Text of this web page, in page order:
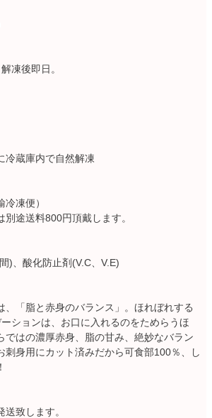
凍後即日。
冷蔵庫内で自然解凍
凍便）
途送料800円頂戴します。
)、酸化防止剤(V.C、V.E)
、「脂と赤身のバランス」。ほれぼれする
ションは、お口に入れるのをためらうほ
ではの濃厚赤身、脂の甘み、絶妙なバラン
刺身用にカット済みだから可食部100％、し
致します。